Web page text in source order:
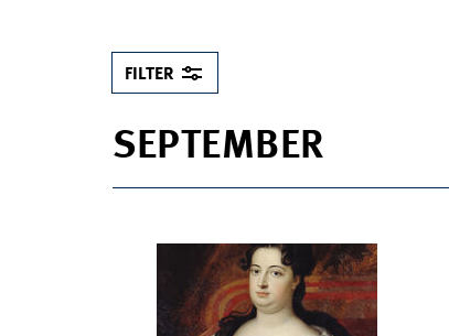
FILTER
SEPTEMBER